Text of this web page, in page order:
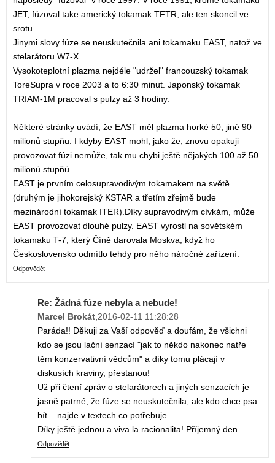
JET, fúzoval take americký tokamak TFTR, ale ten skoncil ve
srotu.
Jinymi slovy fúze se neuskutečnila ani tokamaku EAST, natož ve
stelarátoru W7-X.
Vysokoteplotní plazma nejdéle "udržel" francouzský tokamak
ToreSupra v roce 2003 a to 6:30 minut. Japonský tokamak
TRIAM-1M pracoval s pulzy až 3 hodiny.
Některé stránky uvádí, že EAST měl plazma horké 50, jiné 90
milionů stupňu. I kdyby EAST mohl, jako že, znovu opakuji
provozovat fúzi nemůže, tak mu chybi ještě nějakých 100 až 50
milionů stupňů.
EAST je prvním celosupravodivým tokamakem na světě
(druhým je jihokorejský KSTAR a třetím zřejmě bude
mezinárodní tokamak ITER).Díky supravodivým cívkám, může
EAST provozovat dlouhé pulzy. EAST vyrostl na sovětském
tokamaku T-7, který Číně darovala Moskva, když ho
Československo odmítlo tehdy pro něho náročné zařízení.
Odpovědět
Re: Žádná fúze nebyla a nebude!
Marcel Brokát,2016-02-11 11:28:28
Paráda!! Děkuji za Vaší odpověď a doufám, že všichni
kdo se jsou lační senzací "jak to někdo nakonec natře
těm konzervativní vědcům" a díky tomu plácají v
diskusích kraviny, přestanou!
Už při čtení zpráv o stelarátorech a jiných senzacích je
jasně patrné, že fúze se neuskutečnila, ale kdo chce psa
bít... najde v textech co potřebuje.
Díky ještě jednou a viva la racionalita! Příjemný den
Odpovědět